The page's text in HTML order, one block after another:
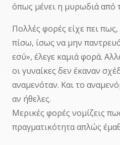
όπως μένει η μυρωδιά από
Πολλές φορές είχε πει
πίσω, ίσως να μην
εσύ», έλεγε καμιά φορά.
οι γυναίκες δεν έκαναν
αναμενόταν. Και το
αν ήθελες.
Μερικές φορές νομίζεις
πραγματικότητα απλώς